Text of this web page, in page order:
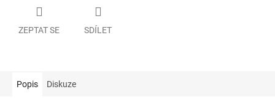
ZEPTAT SE SDÍLET
Popis Diskuze